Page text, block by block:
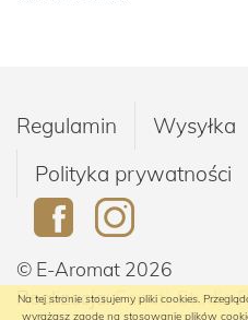
Regulamin Wysyłka
Polityka prywatności
© E-Aromat 2026
Realizacja:Fanati-Studio
Na tej stronie stosujemy pliki cookies.
wyrażasz zgodę na stosowanie plików